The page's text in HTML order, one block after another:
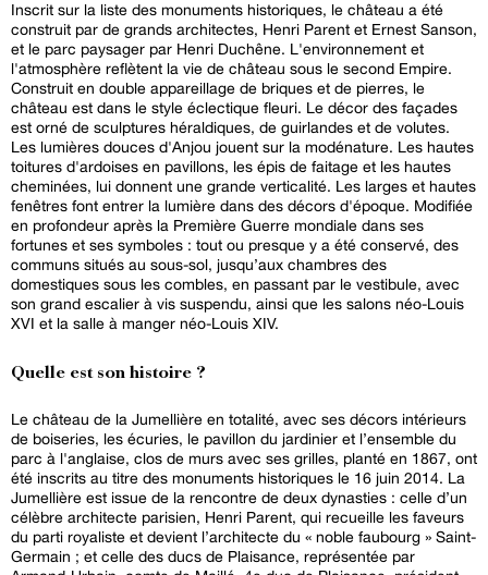
Inscrit sur la liste des monuments historiques, le château a été
construit par de grands architectes, Henri Parent et Ernest Sanson,
et le parc paysager par Henri Duchêne. L'environnement et
l'atmosphère reflètent la vie de château sous le second Empire.
Construit en double appareillage de briques et de pierres, le
château est dans le style éclectique fleuri. Le décor des façades
est orné de sculptures héraldiques, de guirlandes et de volutes.
Les lumières douces d'Anjou jouent sur la modénature. Les hautes
toitures d'ardoises en pavillons, les épis de faitage et les hautes
cheminées, lui donnent une grande verticalité. Les larges et hautes
fenêtres font entrer la lumière dans des décors d'époque. Modifiée
en profondeur après la Première Guerre mondiale dans ses
fortunes et ses symboles : tout ou presque y a été conservé, des
communs situés au sous-sol, jusqu’aux chambres des
domestiques sous les combles, en passant par le vestibule, avec
son grand escalier à vis suspendu, ainsi que les salons néo-Louis
XVI et la salle à manger néo-Louis XIV.
Quelle est son histoire ?
Le château de la Jumellière en totalité, avec ses décors intérieurs
de boiseries, les écuries, le pavillon du jardinier et l’ensemble du
parc à l'anglaise, clos de murs avec ses grilles, planté en 1867, ont
été inscrits au titre des monuments historiques le 16 juin 2014. La
Jumellière est issue de la rencontre de deux dynasties : celle d’un
célèbre architecte parisien, Henri Parent, qui recueille les faveurs
du parti royaliste et devient l’architecte du « noble faubourg » Saint-
Germain ; et celle des ducs de Plaisance, représentée par